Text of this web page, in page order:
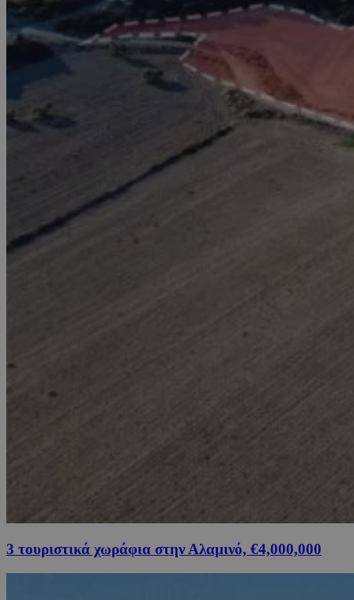
3 τουριστικά χωράφια στην Αλαμινό, €4,000,000